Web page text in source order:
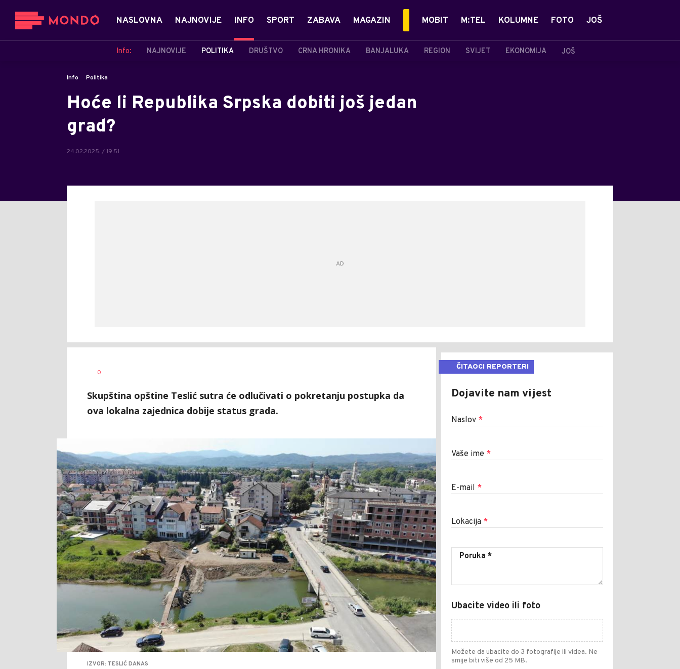
NASLOVNA NAJNOVIJE INFO
Info: NAJNOVIJE POLITIKA DRUŠTVO CRNA HRONIKA BANJALUKA REGION SVIJET EKONOMIJA JOŠ
SPORT ZABAVA MAGAZIN MOBIT M:TEL KOLUMNE FOTO JOŠ
Info Politika
Hoće li Republika Srpska dobiti još jedan
grad?
24.02.2025. / 19:51
AUTOR
0
Skupština opštine Teslić sutra će odlučivati o pokretanju postupka da
ova lokalna zajednica dobije status grada.
IZVOR: TESLIĆ DANAS
ČITAOCI REPORTERI
Dojavite nam vijest
Naslov *
Vaše ime *
E-mail *
Lokacija *
Ubacite video ili foto
Možete da ubacite do 3 fotografije ili videa. Ne
smije biti više od 25 MB.